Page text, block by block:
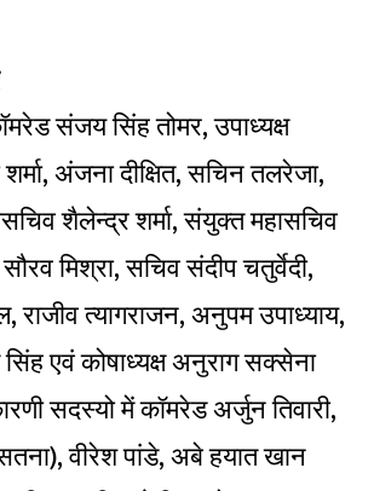
संजय सिंह तोमर, उपाध्यक्ष
अंजना दीक्षित, सचिन तलरेजा,
शैलेन्द्र शर्मा, संयुक्त महासचिव
मिश्रा, सचिव संदीप चतुर्वेदी,
राजीव त्यागराजन, अनुपम उपाध्याय,
एवं कोषाध्यक्ष अनुराग सक्सेना
सदस्यो में कॉमरेड अर्जुन तिवारी,
वीरेश पांडे, अबे हयात खान